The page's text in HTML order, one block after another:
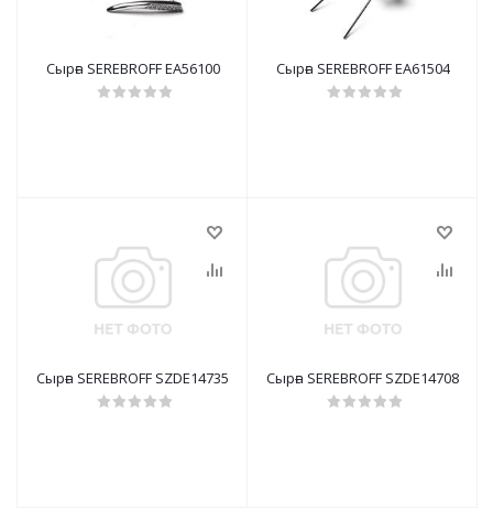
Сырға SEREBROFF EA56100 Сырға SEREBROFF EA61504
Сырға SEREBROFF SZDE14735 Сырға SEREBROFF SZDE14708